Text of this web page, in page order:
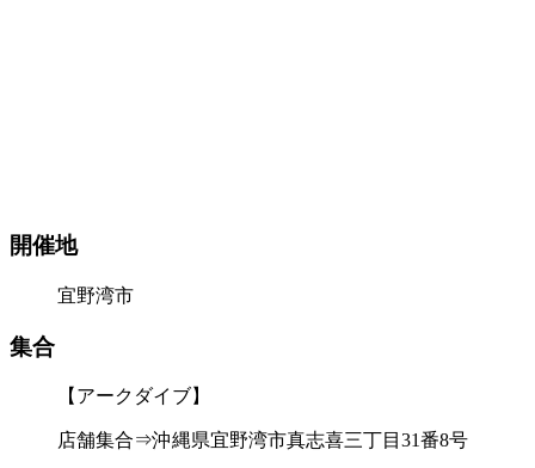
開催地
宜野湾市
集合
【アークダイブ】
店舗集合⇒沖縄県宜野湾市真志喜三丁目31番8号